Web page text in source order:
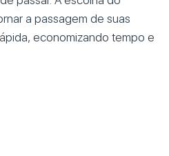
a passagem de suas
economizando tempo e